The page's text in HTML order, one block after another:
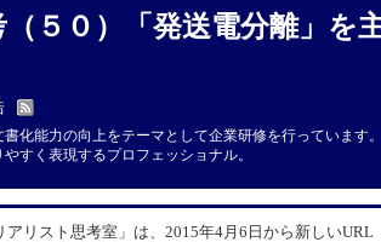
（５０）「発送電分離」を
書化能力の向上をテーマとして企業研修を行っています
すく表現するプロフェッショナル。
アリスト思考室」は、2015年4月6日から新しいURL